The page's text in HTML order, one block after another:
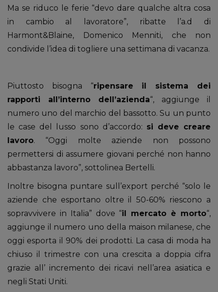
Ma se riduco le ferie “devo dare qualche altra cosa
in cambio al lavoratore”, ribatte l’a.d di
Harmont&Blaine, Domenico Menniti, che non
condivide l’idea di togliere una settimana di vacanza.
Piuttosto bisogna “ripensare il sistema dei
rapporti all’interno dell’azienda“, aggiunge il
numero uno del marchio del bassotto. Su un punto
le case del lusso sono d’accordo: si deve creare
lavoro. “Oggi molte aziende non possono
permettersi di assumere giovani perché non hanno
abbastanza lavoro”, sottolinea Bertelli.
Inoltre bisogna puntare sull’export perché “solo le
aziende che esportano oltre il 50-60% riescono a
sopravvivere in Italia” dove “il mercato è morto“,
aggiunge il numero uno della maison milanese, che
oggi esporta il 90% dei prodotti. La casa di moda ha
chiuso il trimestre con una crescita a doppia cifra
grazie all’ incremento dei ricavi nell’area asiatica e
negli Stati Uniti.